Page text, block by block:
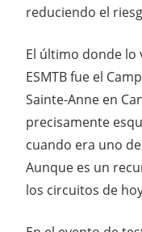
reduciendo el
El último donde lo
ESMTB fue el
Sainte-Anne en
precisamente
cuando era uno
Aunque es un
los circuitos de